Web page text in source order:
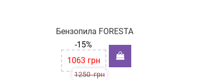
Бензопила FORESTA
1250грн
-15%
1063 грн